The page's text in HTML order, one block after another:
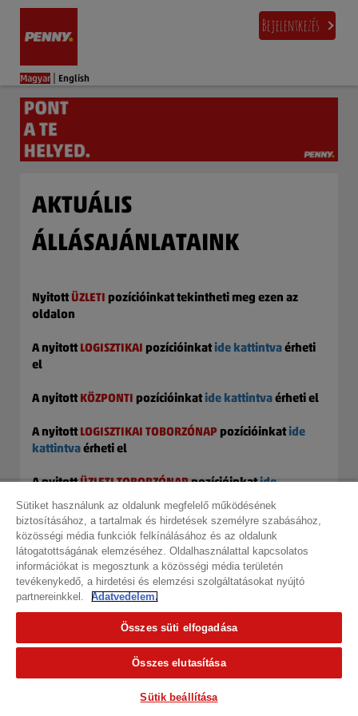
Bejelentkezés
Magyar English
AKTUÁLIS
ÁLLÁSAJÁNLATAINK
NyitottÜZLETI pozícióinkat tekintheti meg ezen az
oldalon
A nyitottLOGISZTIKAI pozícióinkatide kattintvaérheti
el
A nyitottKÖZPONTI pozícióinkatide kattintvaérheti el
A nyitottLOGISZTIKAI TOBORZÓNAP pozícióinkatide
kattintvaérheti el
A nyitottÜZLETI TOBORZÓNAPpozícióinkatide
kattintvaérheti el
Keresés az álláshirdetések között
Részletes keresés
Kulcsszavak:
Sütiket használunk az oldalunk megfelelő működésének
biztosításához, a tartalmak és hirdetések személyre szabásához,
közösségi média funkciók felkínálásához és az oldalunk
látogatottságának elemzéséhez. Oldalhasználattal kapcsolatos
információkat is megosztunk a közösségi média területén
tevékenykedő, a hirdetési és elemzési szolgáltatásokat nyújtó
partnereinkkel.
Adatvedelem.
Összes süti elfogadása
Összes elutasítása
Sütik beállítása